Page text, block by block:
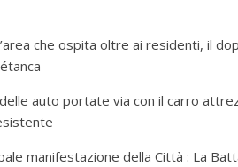
che ospita oltre ai residenti, il
auto portate via con il carro
manifestazione della Città : La